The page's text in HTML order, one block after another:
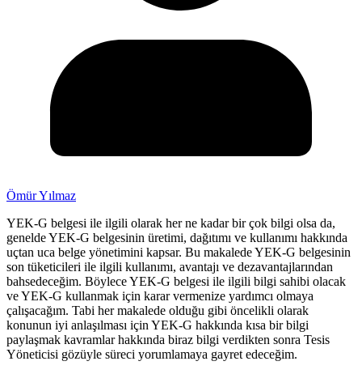
Ömür Yılmaz
YEK-G belgesi ile ilgili olarak her ne kadar bir çok bilgi olsa da,
genelde YEK-G belgesinin üretimi, dağıtımı ve kullanımı hakkında
uçtan uca belge yönetimini kapsar. Bu makalede YEK-G belgesinin
son tüketicileri ile ilgili kullanımı, avantajı ve dezavantajlarından
bahsedeceğim. Böylece YEK-G belgesi ile ilgili bilgi sahibi olacak
ve YEK-G kullanmak için karar vermenize yardımcı olmaya
çalışacağım. Tabi her makalede olduğu gibi öncelikli olarak
konunun iyi anlaşılması için YEK-G hakkında kısa bir bilgi
paylaşmak kavramlar hakkında biraz bilgi verdikten sonra Tesis
Yöneticisi gözüyle süreci yorumlamaya gayret edeceğim.